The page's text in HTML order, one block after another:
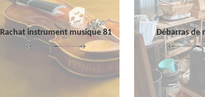
Rachat instrument musique 81 Débarras de